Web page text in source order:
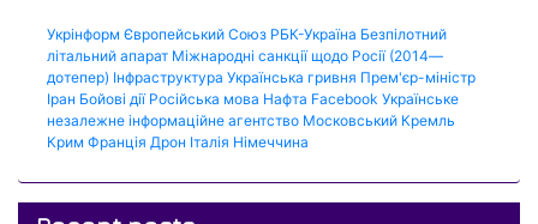
Укрінформ Європейський Союз РБК-Україна Безпілотний
літальний апарат Міжнародні санкції щодо Росії (2014—
дотепер) Інфраструктура Українська гривня Прем'єр-міністр
Іран Бойові дії Російська мова Нафта Facebook Українське
незалежне інформаційне агентство Московський Кремль
Крим Франція Дрон Італія Німеччина